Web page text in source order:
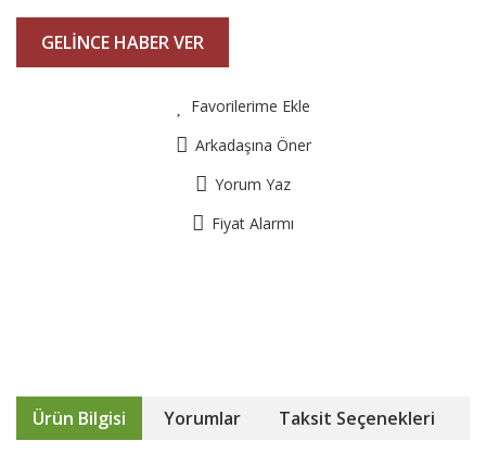
GELİNCE HABER VER
Favorilerime Ekle
Arkadaşına Öner
Yorum Yaz
Fiyat Alarmı
Ürün Bilgisi Yorumlar Taksit Seçenekleri